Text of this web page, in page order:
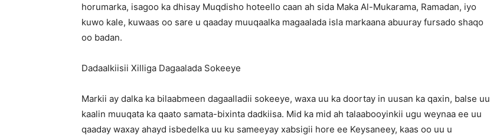
horumarka, isagoo ka dhisay Muqdisho hoteello caan ah sida Maka Al-Mukarama, Ramadan, iyo
kuwo kale, kuwaas oo sare u qaaday muuqaalka magaalada isla markaana abuuray fursado shaqo
oo badan.
Dadaalkiisii Xilliga Dagaalada Sokeeye
Markii ay dalka ka bilaabmeen dagaalladii sokeeye, waxa uu ka doortay in uusan ka qaxin, balse uu
kaalin muuqata ka qaato samata-bixinta dadkiisa. Mid ka mid ah talaabooyinkii ugu weynaa ee uu
qaaday waxay ahayd isbedelka uu ku sameeyay xabsigii hore ee Keysaneey, kaas oo uu u